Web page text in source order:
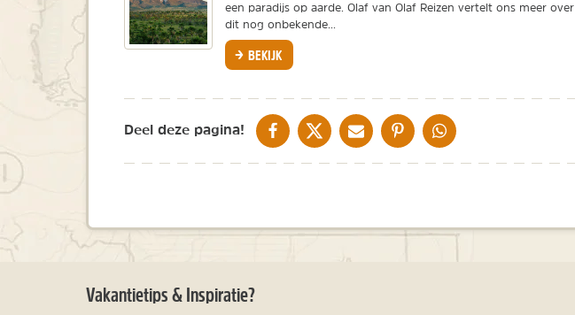
een paradijs op aarde. Olaf van Olaf Reizen vertelt ons meer over
dit nog onbekende...
BEKIJK
Deel deze pagina! DELEN OP FACEBOOK
DELEN OP XDELEN VIA DE MAIL
DELEN OP PINTEREST
DELEN OP WHATSAPP
Vakantietips & Inspiratie?